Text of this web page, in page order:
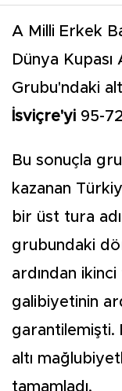
A Milli Erkek
Dünya
Grubu'ndaki
İsviçre'yi 95-
Bu sonuçla
kazanan
bir üst tura
grubundaki
ardından
galibiyetinin
garantilemişti.
altı
tamamladı.